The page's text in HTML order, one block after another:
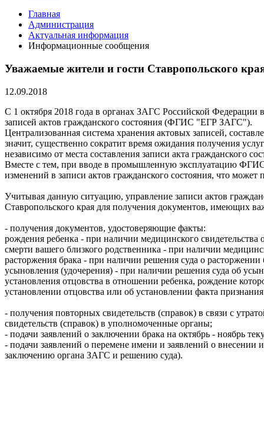
Главная
Администрация
Актуальная информация
Информационные сообщения
Уважаемые жители и гости Ставропольского
12.09.2018
С 1 октября 2018 года в органах ЗАГС Российской Федерации
записей актов гражданского состояния (ФГИС "ЕГР ЗАГС").
Централизованная система хранения актовых записей,
значит, существенно сократит время ожидания получения
независимо от места составления записи акта гражданского
Вместе с тем, при вводе в промышленную эксплуатацию ФГИС
изменений в записи актов гражданского состояния, что
Учитывая данную ситуацию, управление записи актов
Ставропольского края для получения документов, имеющих
- получения документов, удостоверяющие факты:
рождения ребенка - при наличии медицинского свидетельства
смерти вашего близкого родственника - при наличии
расторжения брака - при наличии решения суда о
усыновления (удочерения) - при наличии решения суда об
установления отцовства в отношении ребенка, рождение
установлении отцовства или об установлении факта
- получения повторных свидетельств (справок) в связи с
свидетельств (справок) в уполномоченные органы;
- подачи заявлений о заключении брака на октябрь - ноябрь
- подачи заявлений о перемене имени и заявлений о
заключению органа ЗАГС и решению суда).